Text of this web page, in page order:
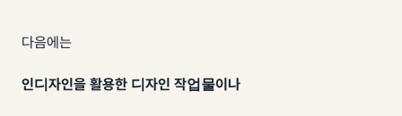
다음에는
인디자인을 활용한 디자인 작업물이나